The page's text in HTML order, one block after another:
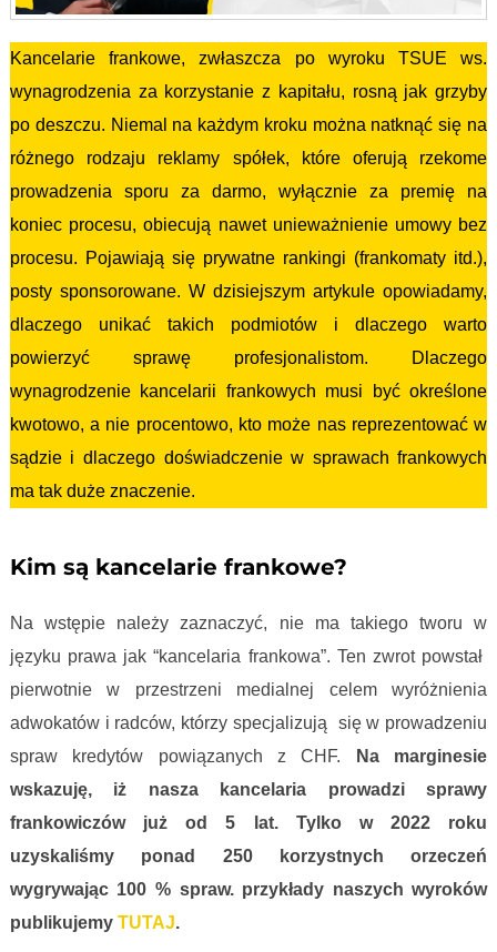
Kancelarie frankowe, zwłaszcza po wyroku TSUE ws.
wynagrodzenia za korzystanie z kapitału, rosną jak grzyby
po deszczu. Niemal na każdym kroku można natknąć się na
różnego rodzaju reklamy spółek, które oferują rzekome
prowadzenia sporu za darmo, wyłącznie za premię na
koniec procesu, obiecują nawet unieważnienie umowy bez
procesu. Pojawiają się prywatne rankingi (frankomaty itd.),
posty sponsorowane. W dzisiejszym artykule opowiadamy,
dlaczego unikać takich podmiotów i dlaczego warto
powierzyć sprawę profesjonalistom. Dlaczego
wynagrodzenie kancelarii frankowych musi być określone
kwotowo, a nie procentowo, kto może nas reprezentować w
sądzie i dlaczego doświadczenie w sprawach frankowych
ma tak duże znaczenie.
Kim są kancelarie frankowe?
Na wstępie należy zaznaczyć, nie ma takiego tworu w
języku prawa jak “kancelaria frankowa”. Ten zwrot powstał
pierwotnie w przestrzeni medialnej celem wyróżnienia
adwokatów i radców, którzy specjalizują się w prowadzeniu
spraw kredytów powiązanych z CHF.
Na marginesie
wskazuję, iż nasza kancelaria prowadzi sprawy
frankowiczów już od 5 lat. Tylko w 2022 roku
uzyskaliśmy ponad 250 korzystnych orzeczeń
wygrywając 100 % spraw. przykłady naszych wyroków
publikujemy TUTAJ.